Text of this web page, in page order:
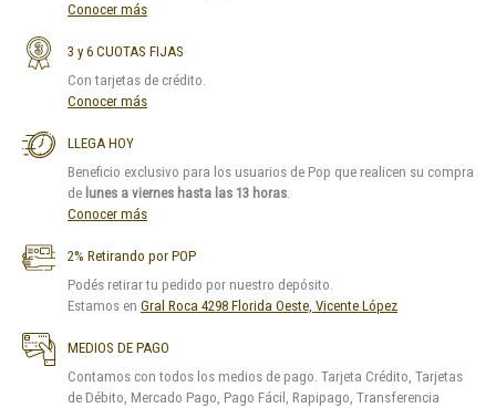
Conocer más
3 y 6 CUOTAS FIJAS
Con tarjetas de crédito.
Conocer más
LLEGA HOY
Beneficio exclusivo para los usuarios de Pop que realicen su compra
de lunes a viernes hasta las 13 horas.
Conocer más
2% Retirando por POP
Podés retirar tu pedido por nuestro depósito.
Estamos en Gral Roca 4298 Florida Oeste, Vicente López
MEDIOS DE PAGO
Contamos con todos los medios de pago. Tarjeta Crédito, Tarjetas
de Débito, Mercado Pago, Pago Fácil, Rapipago, Transferencia